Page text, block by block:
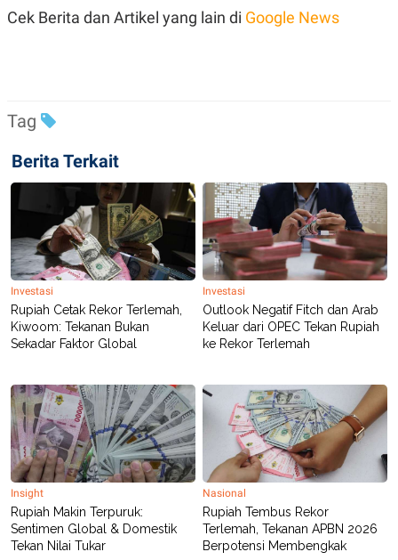
N
G
I
A
I
SITEMAP PROFILETERM
OF
USE
PEDOMAN
PEMBERITAAN
SIBER
PRIVACY
Cek Berita dan Artikel yang lain di Google News
Tag
Berita Terkait
Investasi
Rupiah Cetak Rekor Terlemah,
Kiwoom: Tekanan Bukan
Sekadar Faktor Global
Investasi
Outlook Negatif Fitch dan Arab
Keluar dari OPEC Tekan Rupiah
ke Rekor Terlemah
Insight
Rupiah Makin Terpuruk:
Sentimen Global & Domestik
Tekan Nilai Tukar
Nasional
Rupiah Tembus Rekor
Terlemah, Tekanan APBN 2026
Berpotensi Membengkak